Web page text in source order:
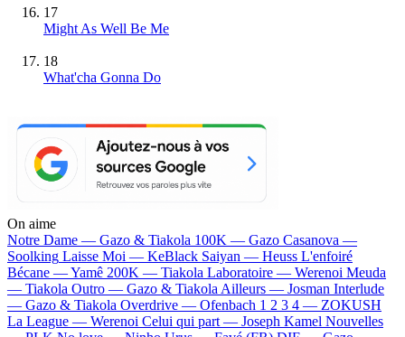
17
Might As Well Be Me
18
What'cha Gonna Do
On aime
Notre Dame — Gazo & Tiakola 100K — Gazo Casanova —
Soolking Laisse Moi — KeBlack Saiyan — Heuss L'enfoiré
Bécane —Yamê 200K — Tiakola Laboratoire — Werenoi Meuda
— Tiakola Outro — Gazo & Tiakola Ailleurs — Josman Interlude
— Gazo & Tiakola Overdrive — Ofenbach 1 2 3 4 — ZOKUSH
La League — Werenoi Celui qui part — Joseph Kamel Nouvelles